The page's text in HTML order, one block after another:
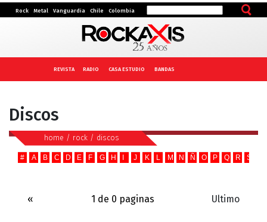
Rock Metal Vanguardia Chile Colombia
REVISTA RADIO CASA ESTUDIO BANDAS
Discos
home / rock / discos
# A B C D E F G H J K L M N Ñ O P Q R S
« 1 de 0 paginas Ultimo